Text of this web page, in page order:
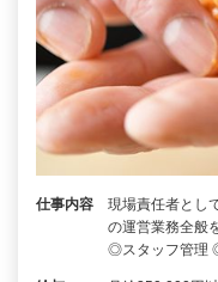
仕事内容
現場責任者とし
の運営業務全般
◎スタッフ管理